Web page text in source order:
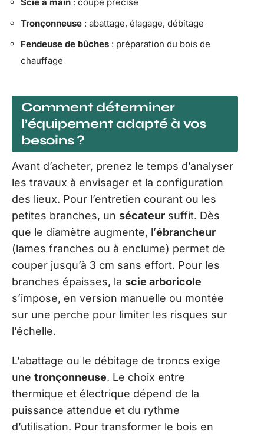
Scie à main : coupe précise
Tronçonneuse : abattage, élagage, débitage
Fendeuse de bûches : préparation du bois de
chauffage
Comment déterminer
l’équipement adapté à vos
besoins ?
Avant d’acheter, prenez le temps d’analyser
les travaux à envisager et la configuration
des lieux. Pour l’entretien courant ou les
petites branches, un sécateur suffit. Dès
que le diamètre augmente, l’ébrancheur
(lames franches ou à enclume) permet de
couper jusqu’à 3 cm sans effort. Pour les
branches épaisses, la scie arboricole
s’impose, en version manuelle ou montée
sur une perche pour limiter les risques sur
l’échelle.
L’abattage ou le débitage de troncs exige
une tronçonneuse. Le choix entre
thermique et électrique dépend de la
puissance attendue et du rythme
d’utilisation. Pour transformer le bois en